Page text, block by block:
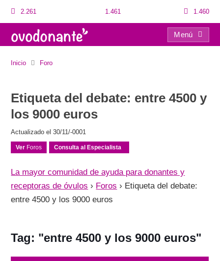
2.261 1.461 1.460
Menú
Inicio Foro
Etiqueta del debate: entre 4500 y
los 9000 euros
Actualizado el 30/11/-0001
Ver Foros Consulta al Especialista
La mayor comunidad de ayuda para donantes y
receptoras de óvulos › Foros › Etiqueta del debate:
entre 4500 y los 9000 euros
Tag: "entre 4500 y los 9000 euros"